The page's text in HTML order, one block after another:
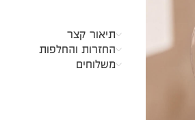
תיאור קצר
החזרות והחלפות
משלוחים